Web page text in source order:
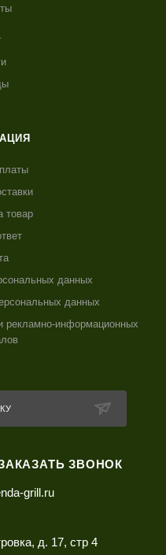
товар
данных
данных
рекламно-информационных
ЗВОНОК
grill.ru
д. 17, стр 4